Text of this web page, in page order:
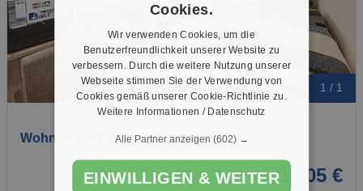
1 / 1
Wohnen auf Zeit in Handewitt 1.605 €
1.605 €
Cookies.
Wir verwenden Cookies, um die
Benutzerfreundlichkeit unserer Website zu
verbessern. Durch die weitere Nutzung unserer
Webseite stimmen Sie der Verwendung von
Cookies gemäß unserer Cookie-Richtlinie zu.
Weitere Informationen / Datenschutz
Alle Partner anzeigen (602) →
EINWILLIGEN & WEITER